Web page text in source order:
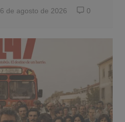
6 de agosto de 2026 0